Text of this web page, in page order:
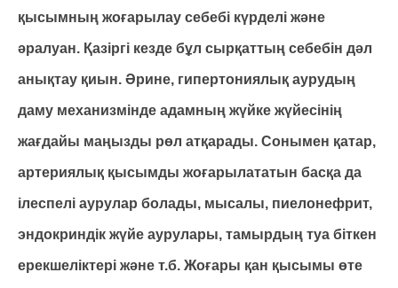
қысымның жоғарылау себебі күрделі және
әралуан. Қазіргі кезде бұл сырқаттың себебін дәл
анықтау қиын. Әрине, гипертониялық аурудың
даму механизмінде адамның жүйке жүйесінің
жағдайы маңызды рөл атқарады. Сонымен қатар,
артериялық қысымды жоғарылататын басқа да
ілеспелі аурулар болады, мысалы, пиелонефрит,
эндокриндік жүйе аурулары, тамырдың туа біткен
ерекшеліктері және т.б. Жоғары қан қысымы өте